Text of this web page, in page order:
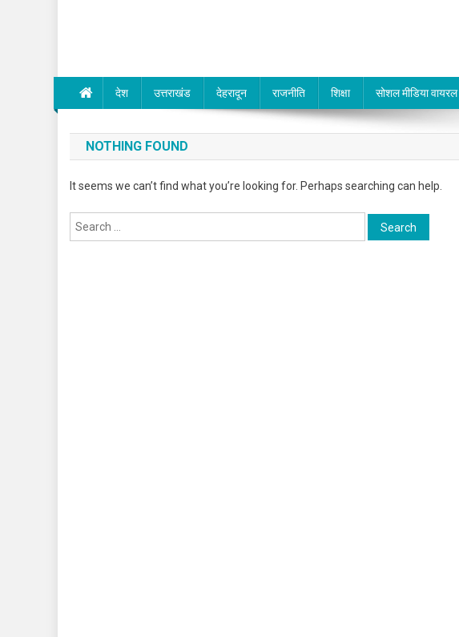
देश उत्तराखंड देहरादून राजनीति शिक्षा सोशल मीडिया वायरल
NOTHING FOUND
It seems we can’t find what you’re looking for. Perhaps searching can help.
Search
for: